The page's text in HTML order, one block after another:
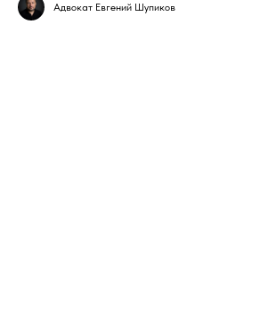
Адвокат Евгений Шупиков